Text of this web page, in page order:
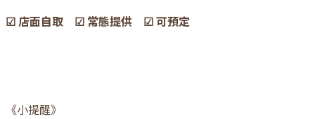
☑ 店面自取 ☑ 常態提供 ☑ 可預定
《小提醒》